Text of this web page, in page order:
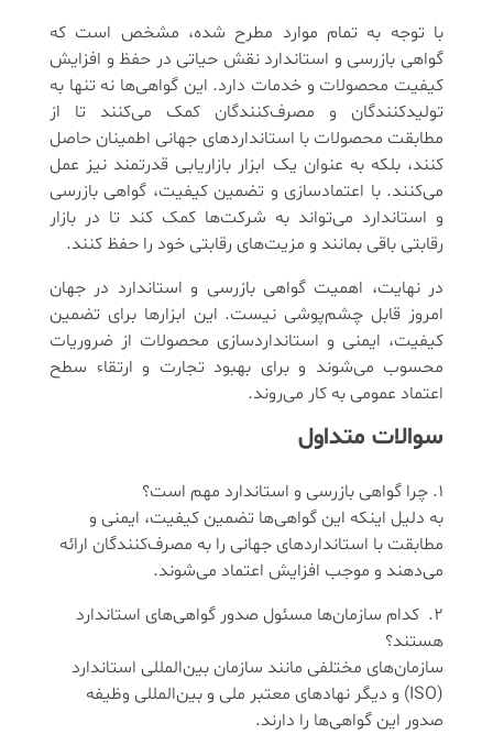
با توجه به تمام موارد مطرح شده، مشخص است که
گواهی بازرسی و استاندارد نقش حیاتی در حفظ و افزایش
کیفیت محصولات و خدمات دارد. این گواهی‌ها نه تنها به
تولیدکنندگان و مصرف‌کنندگان کمک می‌کنند تا از
مطابقت محصولات با استانداردهای جهانی اطمینان حاصل
کنند، بلکه به عنوان یک ابزار بازاریابی قدرتمند نیز عمل
می‌کنند. با اعتمادسازی و تضمین کیفیت، گواهی بازرسی
و استاندارد می‌تواند به شرکت‌ها کمک کند تا در بازار
رقابتی باقی بمانند و مزیت‌های رقابتی خود را حفظ کنند.
در نهایت، اهمیت گواهی بازرسی و استاندارد در جهان
امروز قابل چشم‌پوشی نیست. این ابزارها برای تضمین
کیفیت، ایمنی و استانداردسازی محصولات از ضروریات
محسوب می‌شوند و برای بهبود تجارت و ارتقاء سطح
اعتماد عمومی به کار می‌روند.
سوالات متداول
چرا گواهی بازرسی و استاندارد مهم است؟
به دلیل اینکه این گواهی‌ها تضمین کیفیت، ایمنی و
مطابقت با استانداردهای جهانی را به مصرف‌کنندگان ارائه
می‌دهند و موجب افزایش اعتماد می‌شوند.
کدام سازمان‌ها مسئول صدور گواهی‌های استاندارد
هستند؟
سازمان‌های مختلفی مانند سازمان بین‌المللی استاندارد
(ISO) و دیگر نهادهای معتبر ملی و بین‌المللی وظیفه
صدور این گواهی‌ها را دارند.